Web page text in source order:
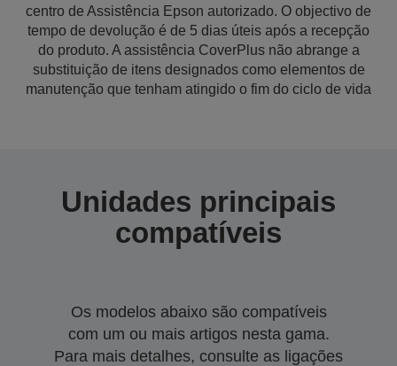
centro de Assistência Epson autorizado. O objectivo de
tempo de devolução é de 5 dias úteis após a recepção
do produto. A assistência CoverPlus não abrange a
substituição de itens designados como elementos de
manutenção que tenham atingido o fim do ciclo de vida
Unidades principais
compatíveis
Os modelos abaixo são compatíveis
com um ou mais artigos nesta gama.
Para mais detalhes, consulte as ligações